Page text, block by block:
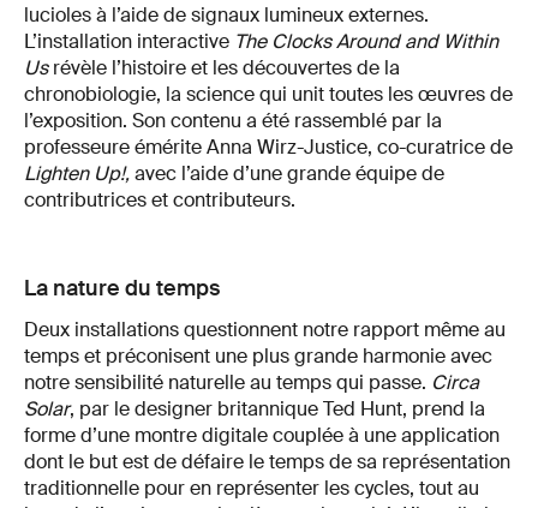
lucioles à l’aide de signaux lumineux externes.
L’installation interactive The Clocks Around and Within
Usrévèle l’histoire et les découvertes de la
chronobiologie, la science qui unit toutes les œuvres de
l’exposition. Son contenu a été rassemblé par la
professeure émérite Anna Wirz-Justice, co-curatrice de
Lighten Up!,avec l’aide d’une grande équipe de
contributrices et contributeurs.
La nature du temps
Deux installations questionnent notre rapport même au
temps et préconisent une plus grande harmonie avec
notre sensibilité naturelle au temps qui passe. Circa
Solar, par le designer britannique Ted Hunt, prend la
forme d’une montre digitale couplée à une application
dont le but est de défaire le temps de sa représentation
traditionnelle pour en représenter les cycles, tout au